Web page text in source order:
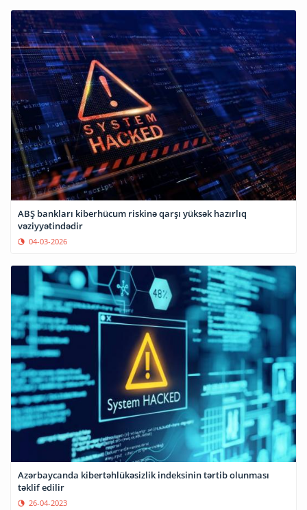
ABŞ bankları kiberhücum riskinə qarşı yüksək hazırlıq
vəziyyətindədir
04-03-2026
Azərbaycanda kibertəhlükəsizlik indeksinin tərtib olunması
təklif edilir
26-04-2023